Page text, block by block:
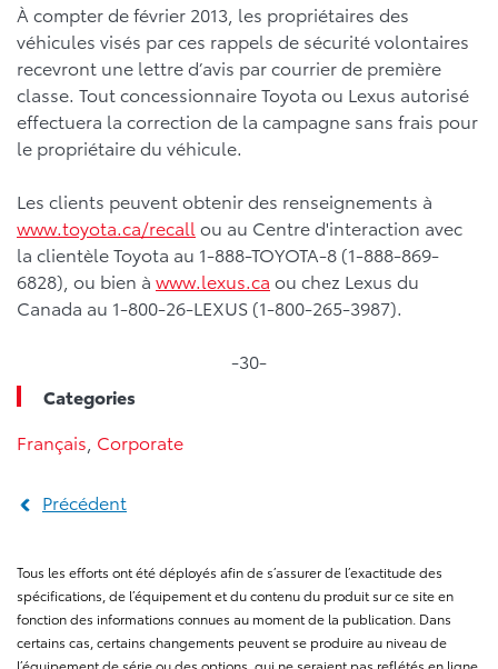
À compter de février 2013, les propriétaires des
véhicules visés par ces rappels de sécurité volontaires
recevront une lettre d’avis par courrier de première
classe. Tout concessionnaire Toyota ou Lexus autorisé
effectuera la correction de la campagne sans frais pour
le propriétaire du véhicule.
Les clients peuvent obtenir des renseignements à
www.toyota.ca/recall ou au Centre d'interaction avec
la clientèle Toyota au 1-888-TOYOTA-8 (1-888-869-
6828), ou bien à www.lexus.ca ou chez Lexus du
Canada au 1-800-26-LEXUS (1-800-265-3987).
-30-
Categories
Français Corporate
Précédent
Tous les efforts ont été déployés afin de s’assurer de l’exactitude des
spécifications, de l’équipement et du contenu du produit sur ce site en
fonction des informations connues au moment de la publication. Dans
certains cas, certains changements peuvent se produire au niveau de
l’équipement de série ou des options, qui ne seraient pas reflétés en ligne.